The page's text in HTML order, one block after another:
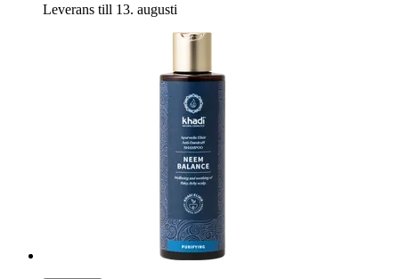
Leverans till 13. augusti